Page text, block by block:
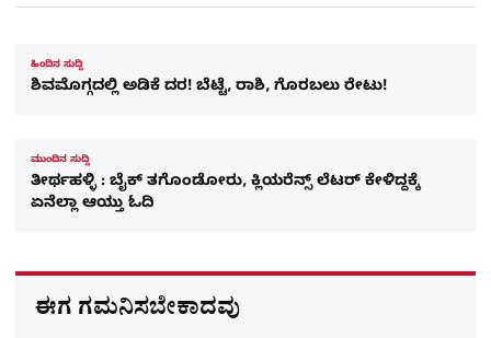
ಹಿಂದಿನ ಸುದ್ದಿ
ಶಿವಮೊಗ್ಗದಲ್ಲಿ ಅಡಿಕೆ ದರ! ಬೆಟ್ಟೆ, ರಾಶಿ, ಗೊರಬಲು ರೇಟು!
ಮುಂದಿನ ಸುದ್ದಿ
ತೀರ್ಥಹಳ್ಳಿ : ಬೈಕ್​ ತಗೊಂಡೋರು, ಕ್ಲಿಯರೆನ್ಸ್ ಲೆಟರ್​ ಕೇಳಿದ್ದಕ್ಕೆ
ಏನೆಲ್ಲಾ ಆಯ್ತು ಓದಿ
ಈಗ ಗಮನಿಸಬೇಕಾದವು